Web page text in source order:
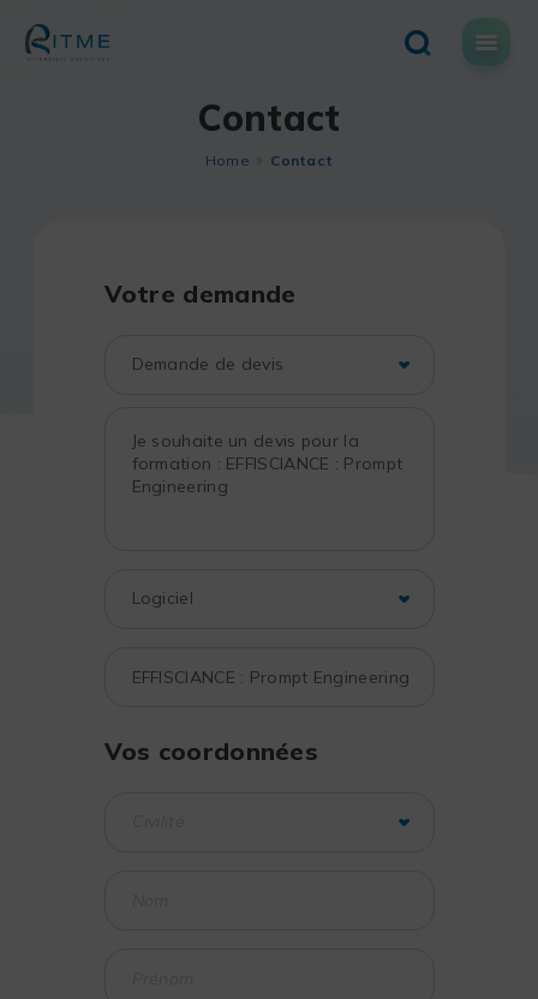
content
Contact
Home Contact
Votre demande
Vos coordonnées